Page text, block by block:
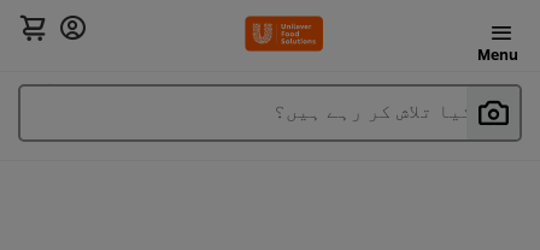
Menu
آپ کیا تلاش کر رہے ہیں؟